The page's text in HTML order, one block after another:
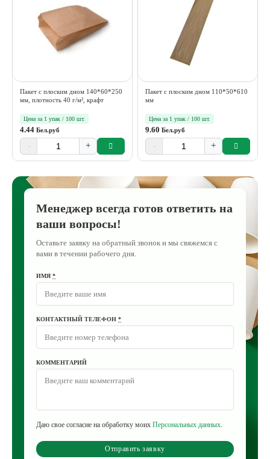
Пакет с плоским дном 140*60*250
мм, плотность 40 г/м², крафт
Цена за 1 упак / 100 шт.
4.44 Бел.руб
- +
Пакет с плоским дном 110*50*610
мм
Цена за 1 упак / 100 шт.
9.60 Бел.руб
- +
Менеджер всегда готов ответить на
ваши вопросы!
Оставьте заявку на обратный звонок и мы свяжемся с
вами в течении рабочего дня.
ИМЯ *
КОНТАКТНЫЙ ТЕЛЕФОН *
КОММЕНТАРИЙ
Даю свое согласие на обработку моих Персональных данных
Отправить заявку